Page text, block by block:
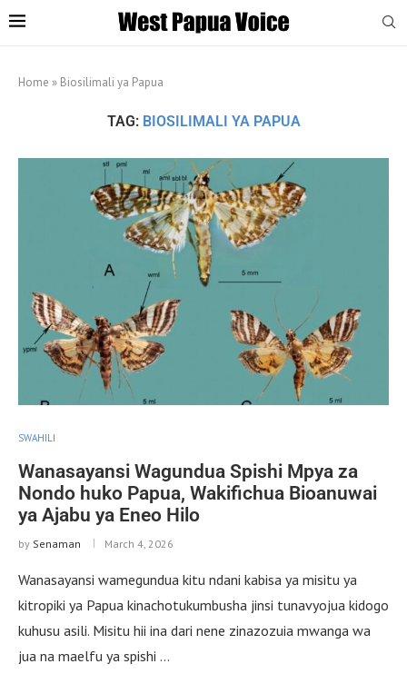
Home » Biosilimali ya Papua
TAG: BIOSILIMALI YA PAPUA
SWAHILI
Wanasayansi Wagundua Spishi Mpya za
Nondo huko Papua, Wakifichua Bioanuwai
ya Ajabu ya Eneo Hilo
by Senaman March 4, 2026
Wanasayansi wamegundua kitu ndani kabisa ya misitu ya
kitropiki ya Papua kinachotukumbusha jinsi tunavyojua kidogo
kuhusu asili. Misitu hii ina dari nene zinazozuia mwanga wa
jua na maelfu ya spishi …